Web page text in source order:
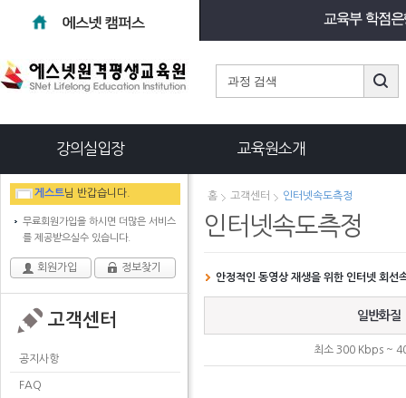
강의실입장 교육원소개
게스트님 반갑습니다.
무료회원가입을 하시면 더많은 서비스
를 제공받으실수 있습니다.
회원가입 정보찾기
고객센터
공지사항
FAQ
홈 고객센터 인터넷속도측정
인터넷속도측정
안정적인 동영상 재생을 위한 인터넷 회선
일반화질
최소 300 Kbps ~